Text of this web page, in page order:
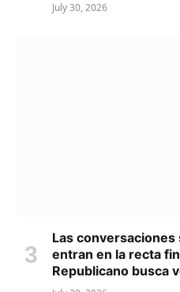
July 30, 2026
Las conversaciones
entran en la recta
Republicano busca